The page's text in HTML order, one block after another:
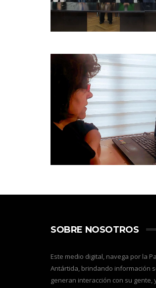
SOBRE NOSOTROS
Este medio digital, navega por la
Antártida, brindando información
generan interacción con su gente,